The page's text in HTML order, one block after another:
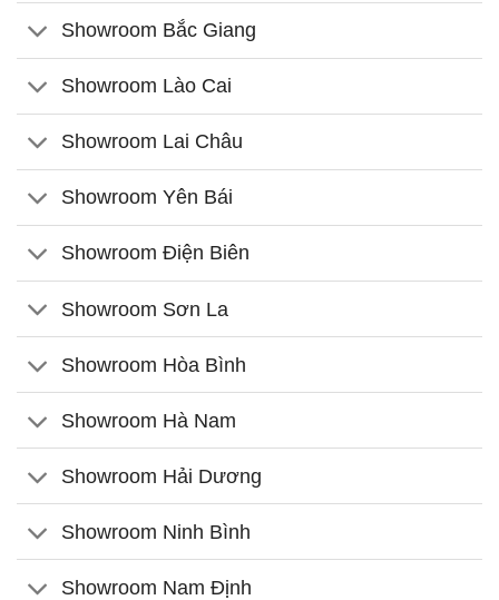
Showroom Bắc Giang
Showroom Lào Cai
Showroom Lai Châu
Showroom Yên Bái
Showroom Điện Biên
Showroom Sơn La
Showroom Hòa Bình
Showroom Hà Nam
Showroom Hải Dương
Showroom Ninh Bình
Showroom Nam Định